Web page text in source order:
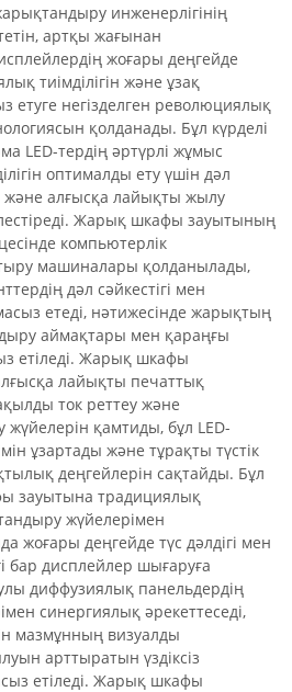
инженерлігінің
артқы жағынан
жоғары деңгейде
тиімділігін және ұзақ
етуге негізделген революциялық
қолданады. Бұл күрделі
LED-тердің әртүрлі жұмыс
оптималды ету үшін дәл
және алғысқа лайықты жылу
Жарық шкафы зауытының
компьютерлік
машиналары қолданылады,
дәл сәйкестігі мен
етеді, нәтижесінде жарықтың
аймақтары мен қараңғы
етіледі. Жарық шкафы
лайықты печаттық
ток реттеу және
қамтиды, бұл LED-
ұзартады және тұрақты түстік
деңгейлерін сақтайды. Бұл
зауытына традициялық
жүйелерімен
жоғары деңгейде түс дәлдігі мен
бар дисплейлер шығаруға
диффузиялық панельдердің
синергиялық әрекеттеседі,
мазмұнның визуалды
арттыратын үздіксіз
етіледі. Жарық шкафы